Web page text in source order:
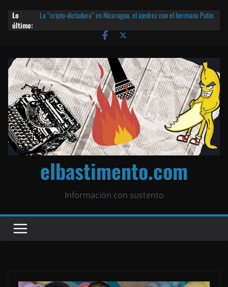
Lo
último:
La “cripto-dictadura” en Nicaragua, el ajedrez con el hermano Putin
Agarrá tu POLLO FRITO, vamos a la dictadura ETERNA | ¡O lo que
¡El partido único! Nicaragua, la Corea del Norte con queso frito y el
Batman de Matagalpa
Las mentiras del Cardenal Leopoldo Brenes con el Papa
¿Piratas de El Carmen en la India? El barco fantasma de Nicaragua |
¡O lo que queda!
elbastimento.com
Información con sustento